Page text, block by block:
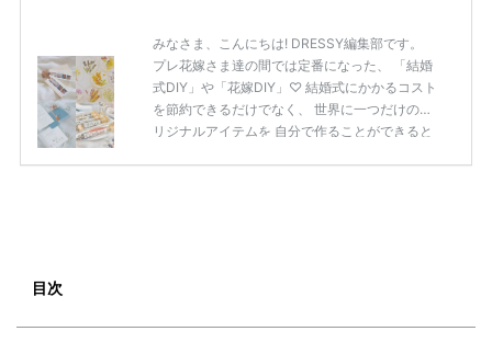
みなさま、こんにちは! DRESSY編集部です。
プレ花嫁さま達の間では定番になった、 「結婚
式DIY」や「花嫁DIY」♡ 結婚式にかかるコスト
を節約できるだけでなく、 世界に一つだけのオ
リジナルアイテムを 自分で作ることができると
ン内容をま […]続きを読む
目次